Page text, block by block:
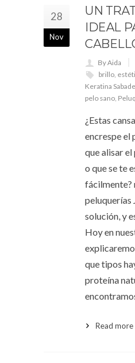
28
Nov
UN
IDEAL
By Aida
brillo,
Keratina
pelo sano,
¿Estas
encrespe el
que alisar
o que se te
fácilmente?
peluquerías
solución, y
Hoy en
que tipos
proteína
Read more